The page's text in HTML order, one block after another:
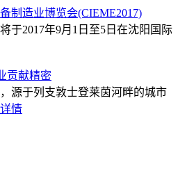
制造业博览会(CIEME2017)
于2017年9月1日至5日在沈阳国际
贡献精密
源于列支敦士登莱茵河畔的城市
详情